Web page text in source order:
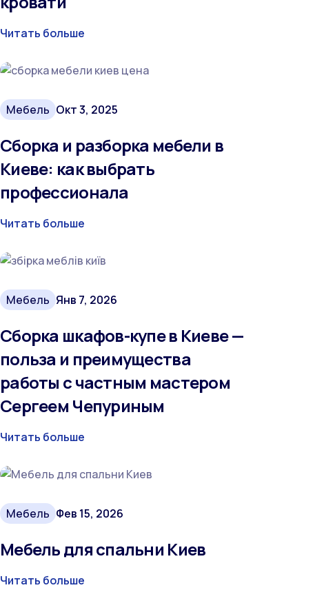
Читать больше
Мебель Окт 3, 2025
Сборка и разборка мебели в
Киеве: как выбрать
профессионала
Читать больше
Мебель Янв 7, 2026
Сборка шкафов-купе в Киеве —
польза и преимущества
работы с частным мастером
Сергеем Чепуриным
Читать больше
Мебель Фев 15, 2026
Мебель для спальни Киев
Читать больше